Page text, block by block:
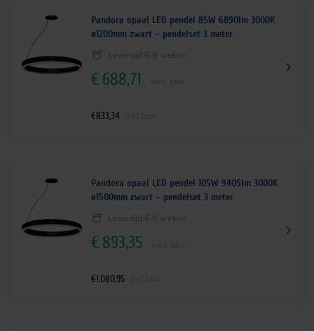
Pandora opaal LED pendel 85W 6890lm 3000K
ø1200mm zwart – pendelset 3 meter
Levertijd 6-8 weken
€ 688,71
€833,34
Pandora opaal LED pendel 105W 9405lm 3000K
ø1500mm zwart – pendelset 3 meter
Levertijd 6-8 weken
€ 893,35
€1.080,95